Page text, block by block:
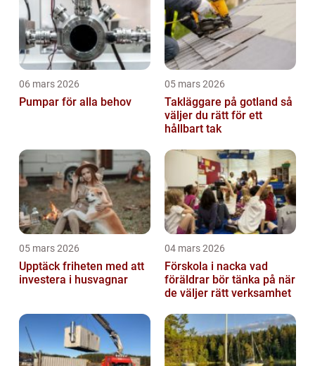
06 mars 2026
Pumpar för alla behov
05 mars 2026
Takläggare på gotland så
väljer du rätt för ett
hållbart tak
05 mars 2026
Upptäck friheten med att
investera i husvagnar
04 mars 2026
Förskola i nacka vad
föräldrar bör tänka på när
de väljer rätt verksamhet